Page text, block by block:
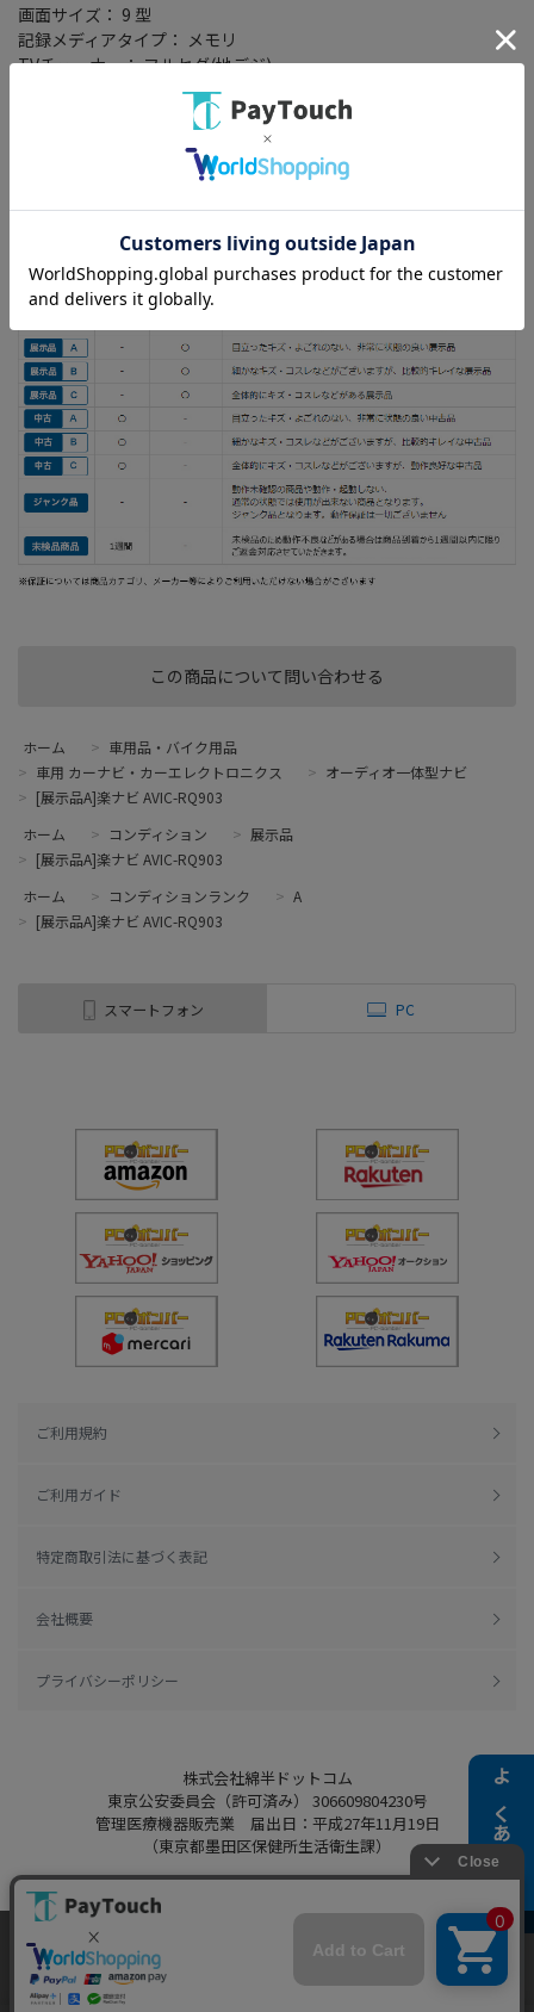
よくある質問
この商品について問い合わせる
画面サイズ： 9 型
記録メディアタイプ： メモリ
TVチューナー： フルセグ(地デジ)
搭載プレーヤー： DVD/CD
その他機能： VICS/VICS WIDE/Bluetooth 3.0+EDR/スマートIC考
慮検索/ハンズフリー機能/ETC2.0/ワイドFM
※目立ったキズ・よごれのない、非常に状態の良い展示品です。
【付属品】全てあり
ホーム > 車用品・バイク用品
> 車用 カーナビ・カーエレクトロニクス > オーディオ一体型ナビ
> [展示品A]楽ナビ AVIC-RQ903
ホーム
> コンディション > 展示品
> [展示品A]楽ナビ AVIC-RQ903
ホーム
> コンディションランク > A
> [展示品A]楽ナビ AVIC-RQ903
スマートフォン PC
ご利用規約
ご利用ガイド
特定商取引法に基づく表記
会社概要
プライバシーポリシー
株式会社綿半ドットコム
東京公安委員会（許可済み） 306609804230号
管理医療機器販売業 届出日：平成27年11月19日
（東京都墨田区保健所生活衛生課）
Copyright 2022
Powered by Watahan Partners Co., Ltd.
当ウェブサイトでは、お客様により良いサービス
をご提供するため、クッキーを利用しています。
サイト利用を継続することにより、クッキーの使
同意する